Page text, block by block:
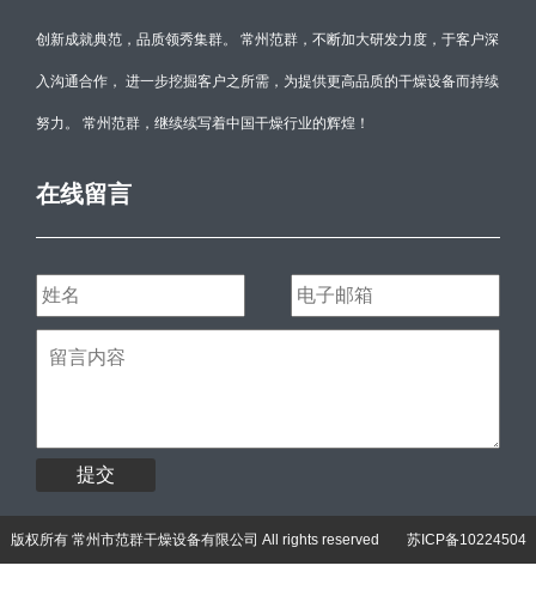
创新成就典范，品质领秀集群。 常州范群，不断加大研发力度，于客户深
入沟通合作， 进一步挖掘客户之所需，为提供更高品质的干燥设备而持续
努力。 常州范群，继续续写着中国干燥行业的辉煌！
在线留言
提交
版权所有 常州市范群干燥设备有限公司 All rights reserved 苏ICP备10224504